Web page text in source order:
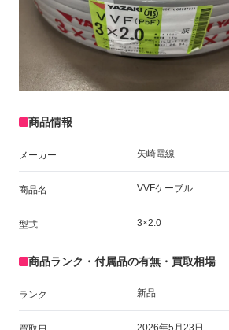
商品情報
メーカー 矢崎電線
商品名 VVFケーブル
型式 3×2.0
商品ランク・付属品の有無・買取相場
ランク 新品
2026年5月23日